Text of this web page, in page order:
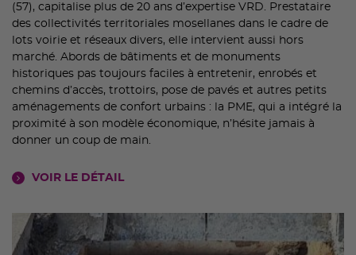
(57), capitalise plus de 20 ans d’expertise VRD. Prestataire
des collectivités territoriales mosellanes dans le cadre de
lots voirie et réseaux divers, elle intervient aussi hors
marché. Abords de bâtiments et de monuments
historiques pas toujours faciles à entretenir, enrobés et
chemins d’accès, trottoirs, pose de pavés et autres petits
aménagements de confort urbains : la PME, qui a intégré la
proximité à son modèle économique, n’hésite jamais à
donner un coup de main.
VOIR LE DÉTAIL